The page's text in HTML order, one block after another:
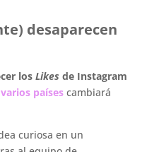
desaparecen
los Likes de Instagram
países cambiará
curiosa en un